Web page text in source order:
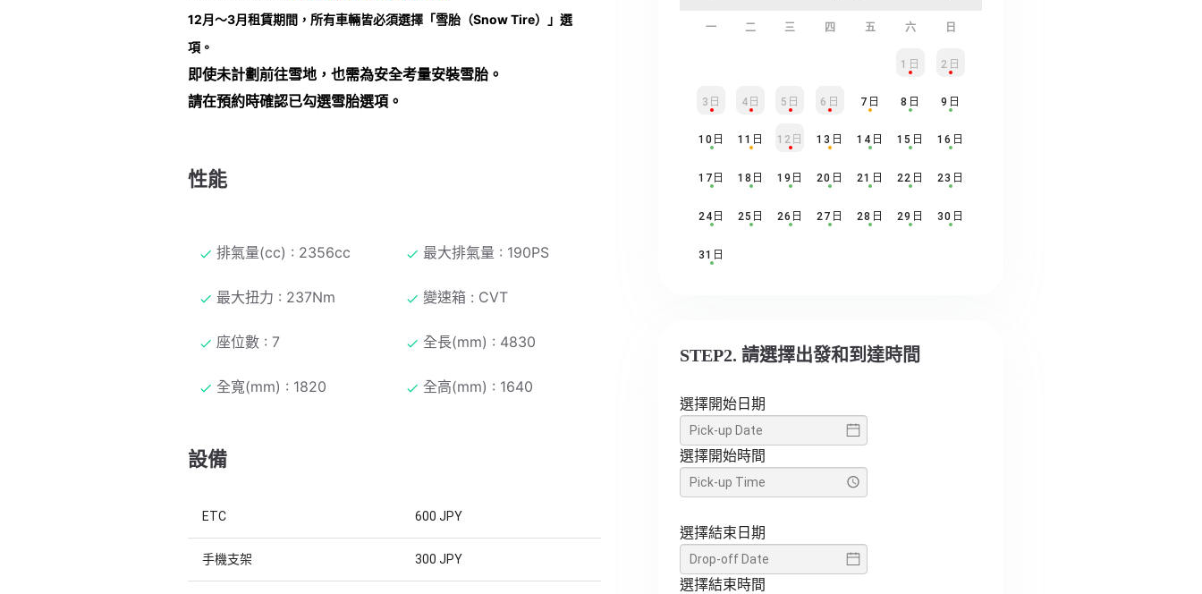
12月～3月租賃期間， 所有車輛皆必須選擇「雪胎（Snow Tire）」選
項。
即使未計劃前往雪地，也需為安全考量安裝雪胎。
請在預約時確認已勾選雪胎選項。
性能
排氣量(cc) : 2356cc 最大排氣量 : 190PS
最大扭力 : 237Nm 變速箱 : CVT
座位數 : 7 全長(mm) : 4830
全寬(mm) : 1820 全高(mm) : 1640
設備
ETC 600 JPY
手機支架 300 JPY
一 二 三 四 五 六 日
1日 2日
3日 4日 5日 6日 7日 8日 9日
10日 11日 12日 13日 14日 15日 16日
17日 18日 19日 20日 21日 22日 23日
24日 25日 26日 27日 28日 29日 30日
31日
STEP2. 請選擇出發和到達時間
選擇開始日期
選擇開始時間
選擇結束日期
選擇結束時間